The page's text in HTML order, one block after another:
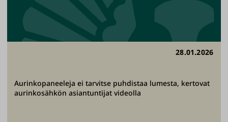
28.01.2026
Aurinkopaneeleja ei tarvitse puhdistaa lumesta, kertovat
aurinkosähkön asiantuntijat videolla